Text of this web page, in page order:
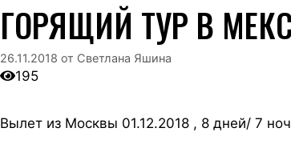
ГОРЯЩИЙ ТУР В
26.11.2018 от Светлана Яшина
195
Вылет из Москвы 01.12.2018 , 8 дней/ 7